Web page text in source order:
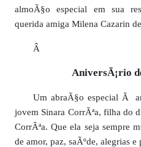
almoÃ§o especial em sua
querida amiga Milena Cazarin
Â
AniversÃ¡rio
Um abraÃ§o especial Ã
jovem Sinara CorrÃªa, filha do
CorrÃªa. Que ela seja sempre
de amor, paz, saÃºde, alegrias e